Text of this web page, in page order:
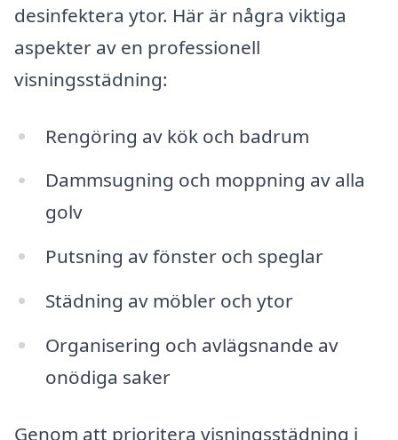
desinfektera ytor. Här är några viktiga
aspekter av en professionell
visningsstädning:
Rengöring av kök och badrum
Dammsugning och moppning av alla
golv
Putsning av fönster och speglar
Städning av möbler och ytor
Organisering och avlägsnande av
onödiga saker
Genom att prioritera visningsstädning i